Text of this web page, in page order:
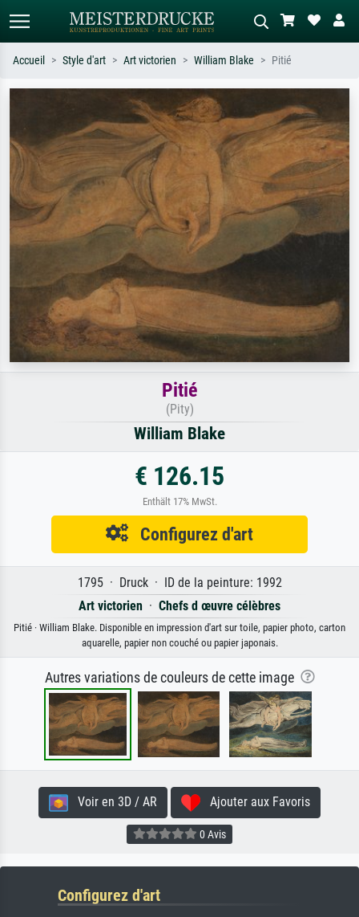
Recherche standard Recherche d'images IA
Recherchez par artiste, titre ou style –
ex. Monet, Nuit étoilée,
impressionnisme, vague de Hokusai,
Décrivez la scène – ex. prairie verte,
abstrait avec beaucoup de rouge,
tableau sombre, nu debout près d'un
Accueil Style d'art Art victorien William Blake Pitié
Pitié
(Pity)
William Blake
€ 126.15
Enthält 17% MwSt.
Configurez d'art
1795 · Druck · ID de la peinture: 1992
Art victorien · Chefs d œuvre célèbres
Pitié · William Blake. Disponible en impression d'art sur toile, papier photo, carton
aquarelle, papier non couché ou papier japonais.
Autres variations de couleurs de cette image
Voir en 3D / AR Ajouter aux Favoris
0 Avis
Configurez d'art